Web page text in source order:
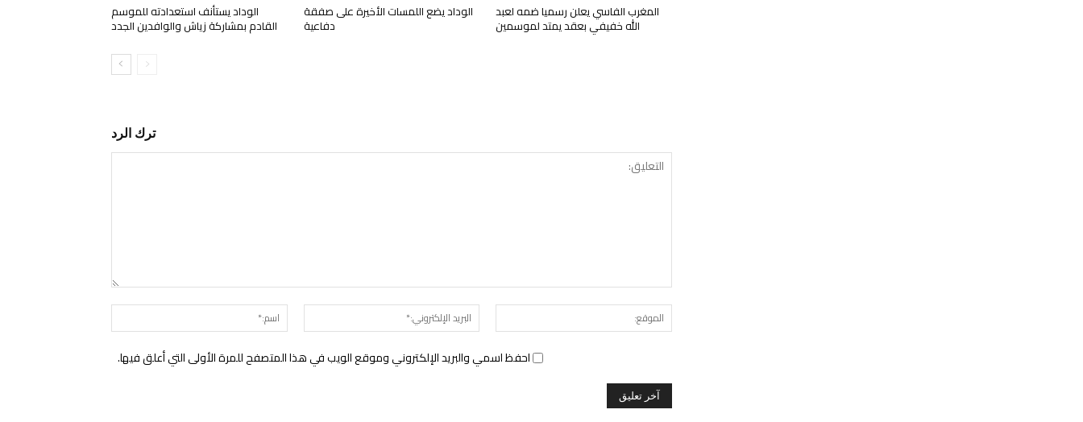
المغرب الفاسي يعلن رسميا ضمه لعبد
الله خفيفي بعقد يمتد لموسمين
الوداد يضع اللمسات الأخيرة على صفقة
دفاعية
الوداد يستأنف استعدادته للموسم
القادم بمشاركة زياش والوافدين الجدد
ترك الرد
التعليق:
اسم:*
البريد
الإلكتروني:*
الموقع:
احفظ اسمي والبريد الإلكتروني وموقع الويب في هذا المتصفح للمرة الأولى التي أعلق فيها.